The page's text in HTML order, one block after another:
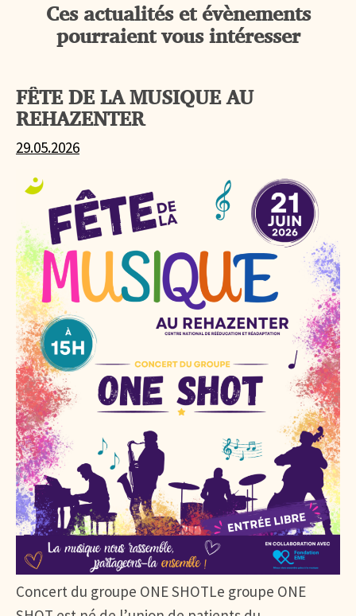
Ces actualités et évènements
pourraient vous intéresser
FÊTE DE LA MUSIQUE AU
REHAZENTER
29.05.2026
Concert du groupe ONE SHOTLe groupe ONE